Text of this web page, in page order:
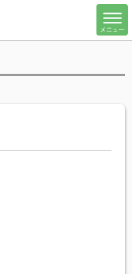
メニュー